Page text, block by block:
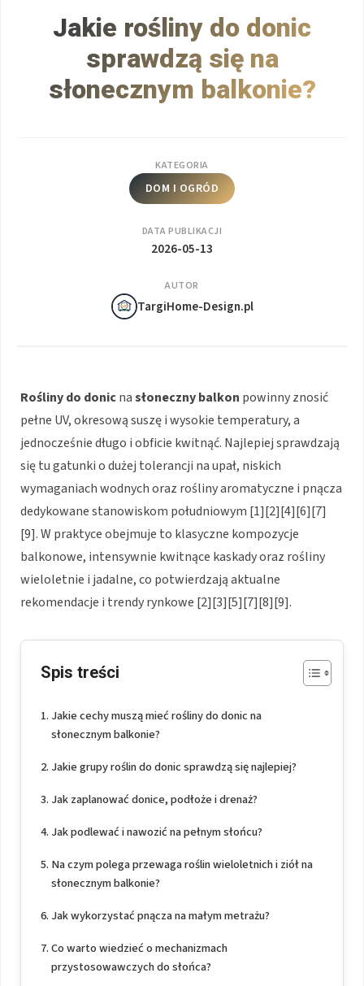
Jakie rośliny do donic
sprawdzą się na
słonecznym balkonie?
KATEGORIA
DOM I OGRÓD
DATA PUBLIKACJI
2026-05-13
AUTOR
TargiHome-Design.pl
Rośliny do donicnasłoneczny balkon powinny znosić
pełne UV, okresową suszę i wysokie temperatury, a
jednocześnie długo i obficie kwitnąć. Najlepiej sprawdzają
się tu gatunki o dużej tolerancji na upał, niskich
wymaganiach wodnych oraz rośliny aromatyczne i pnącza
dedykowane stanowiskom południowym [1][2][4][6][7]
[9]. W praktyce obejmuje to klasyczne kompozycje
balkonowe, intensywnie kwitnące kaskady oraz rośliny
wieloletnie i jadalne, co potwierdzają aktualne
rekomendacje i trendy rynkowe [2][3][5][7][8][9].
Spis treści
Jakie cechy muszą mieć rośliny do donic na
słonecznym balkonie?
Jakie grupy roślin do donic sprawdzą się najlepiej?
Jak zaplanować donice, podłoże i drenaż?
Jak podlewać i nawozić na pełnym słońcu?
Na czym polega przewaga roślin wieloletnich i ziół na
słonecznym balkonie?
Jak wykorzystać pnącza na małym metrażu?
Co warto wiedzieć o mechanizmach
przystosowawczych do słońca?